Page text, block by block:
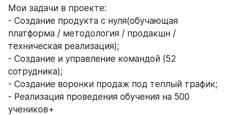
Мои задачи в проекте:
- Создание продукта с нуля(обучающая
платформа / методология / продакшн /
техническая реализация);
- Создание и управление командой (52
сотрудника);
- Создание воронки продаж под теплый трафик;
- Реализация проведения обучения на 500
учеников+